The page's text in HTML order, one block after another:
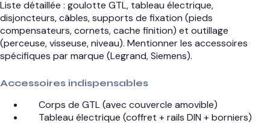
Liste détaillée : goulotte GTL, tableau électrique,
disjoncteurs, câbles, supports de fixation (pieds
compensateurs, cornets, cache finition) et outillage
(perceuse, visseuse, niveau). Mentionner les accessoires
spécifiques par marque (Legrand, Siemens).
Accessoires indispensables
Corps de GTL (avec couvercle amovible)
Tableau électrique (coffret + rails DIN + borniers)